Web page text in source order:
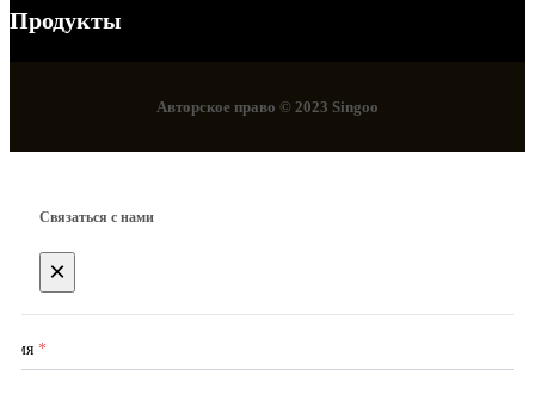
Продукты
Авторское право © 2023 Singoo
Связаться с нами
×
Имя *